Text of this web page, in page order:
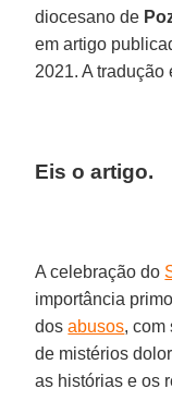
diocesano de
em artigo
2021. A tradução
Eis o artigo.
A celebração do
importância
dosabusos, com
de mistérios
as histórias e os